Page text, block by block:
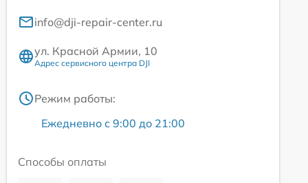
info@dji-repair-center.ru
ул. Красной Армии, 10
Адрес сервисного центра DJI
Режим работы:
Ежедневно с 9:00 до 21:00
Способы оплаты